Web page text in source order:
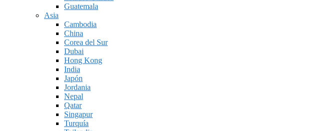
Guatemala
Asia
Cambodia
China
Corea del Sur
Dubai
Hong Kong
India
Japón
Jordania
Nepal
Qatar
Singapur
Turquía